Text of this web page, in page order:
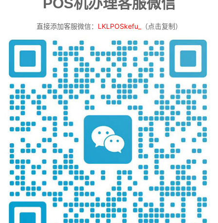
直接添加客服微信： LKLPOSkefu_ （点击复制）